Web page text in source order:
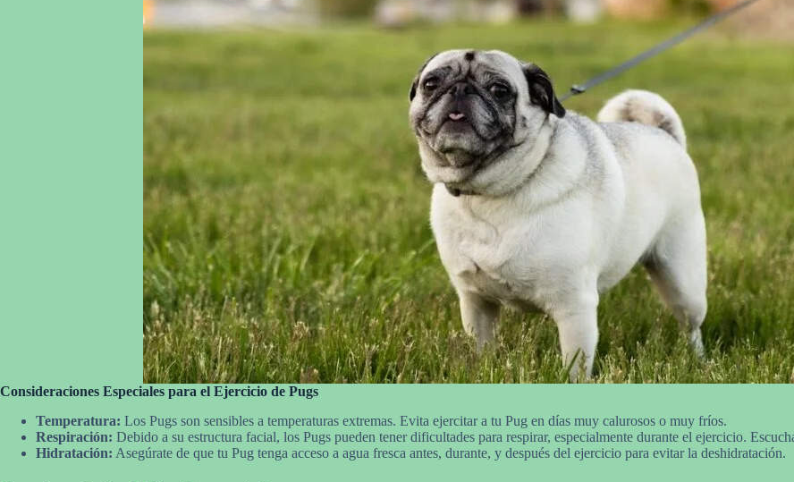
Consideraciones Especiales para el Ejercicio de Pugs
Temperatura: Los Pugs son sensibles a temperaturas extremas. Evita ejercitar a tu Pug en días muy calurosos o muy fríos.
Respiración: Debido a su estructura facial, los Pugs pueden tener dificultades para respirar, especialmente durante el ejercicio.
Hidratación: Asegúrate de que tu Pug tenga acceso a agua fresca antes, durante, y después del ejercicio para evitar la deshidratación.